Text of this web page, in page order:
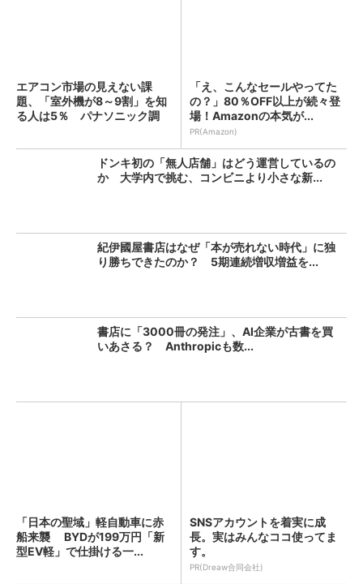
エアコン市場の見えない課
題、「室外機が8～9割」を知
る人は5％ パナソニック調
「え、こんなセールやってた
の？」80％OFF以上が続々登
場！Amazonの本気が...
PR(Amazon)
ドンキ初の「無人店舗」はどう運営しているの
か 大学内で挑む、コンビニより小さな新...
紀伊國屋書店はなぜ「本が売れない時代」に独
り勝ちできたのか？ 5期連続増収増益を...
書店に「3000冊の発注」、AI企業が古書を買
いあさる？ Anthropicも数...
「日本の聖域」軽自動車に赤
船来襲 BYDが199万円「新
型EV軽」で仕掛ける一...
SNSアカウントを着実に成
長。実はみんなココ使ってま
す。
PR(Dreaw合同会社)